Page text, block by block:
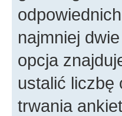
najmniej
opcja
ustalić liczbę
trwania